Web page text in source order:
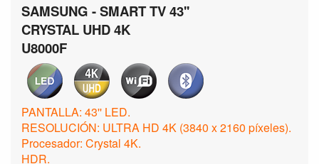
SAMSUNG - SMART TV 43''
CRYSTAL UHD 4K
U8000F
PANTALLA: 43'' LED.
RESOLUCIÓN: ULTRA HD 4K (3840 x 2160 píxeles).
Procesador: Crystal 4K.
HDR.